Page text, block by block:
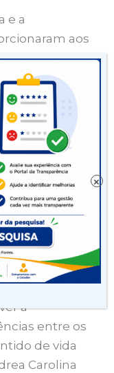
e a
aos
e
O
nas
esses
de
importante
fortalecer as
a
entre os
de vida
Carolina
×